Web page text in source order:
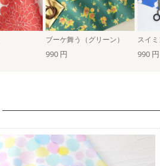
ブーケ舞う（グリーン）
990 円 990 円